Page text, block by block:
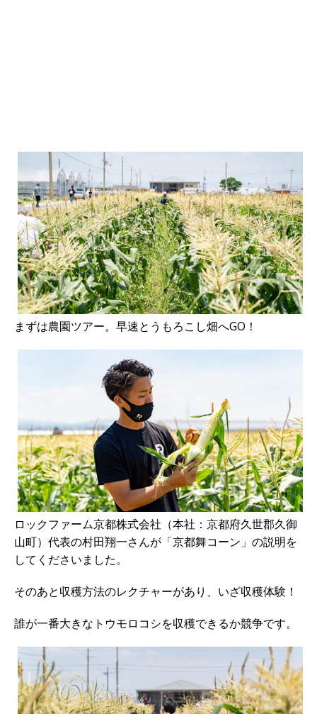
まずは農園ツアー。早速とうもろこし畑へGO！
ロックファーム京都株式会社（本社：京都府久世郡久御
山町） 代表の村田翔一さんが「京都舞コーン」の説明を
してくださいました。
そのあと収穫方法のレクチャーがあり、いざ収穫体験！
誰が一番大きなトウモロコシを収穫できるか競争です。